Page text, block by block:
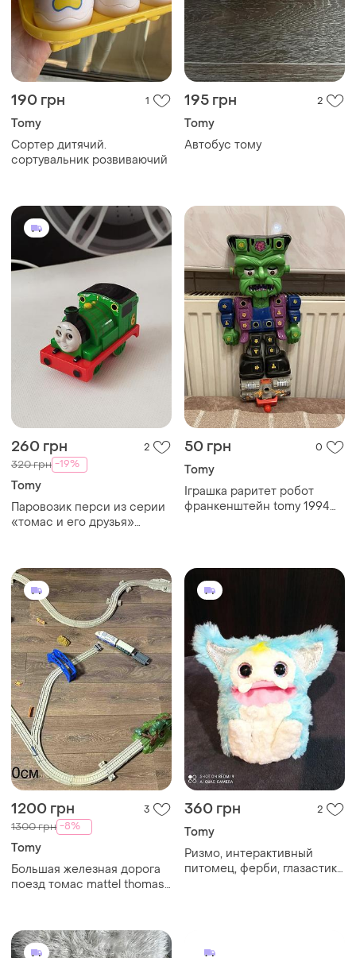
190 грн 1
Tomy
Сортер дитячий.
сортувальник розвиваючий
195 грн 2
Tomy
Автобус тому
260 грн 2
320 грн -19%
Tomy
Паровозик перси из серии
«томас и его друзья»
50 грн 0
Tomy
Іграшка раритет робот
франкенштейн tomy 1994
1200 грн 3
1300 грн -8%
Tomy
Большая железная дорога
поезд томас mattel thomas
360 грн 2
Tomy
Ризмо, интерактивный
питомец, ферби, глазастик,